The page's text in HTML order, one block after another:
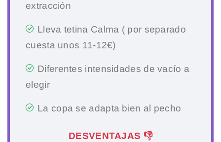
extracción
Lleva tetina Calma ( por separado
cuesta unos 11-12€)
Diferentes intensidades de vacío a
elegir
La copa se adapta bien al pecho
DESVENTAJAS 👎